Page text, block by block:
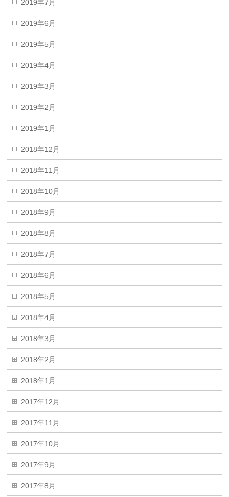
2019年7月
2019年6月
2019年5月
2019年4月
2019年3月
2019年2月
2019年1月
2018年12月
2018年11月
2018年10月
2018年9月
2018年8月
2018年7月
2018年6月
2018年5月
2018年4月
2018年3月
2018年2月
2018年1月
2017年12月
2017年11月
2017年10月
2017年9月
2017年8月